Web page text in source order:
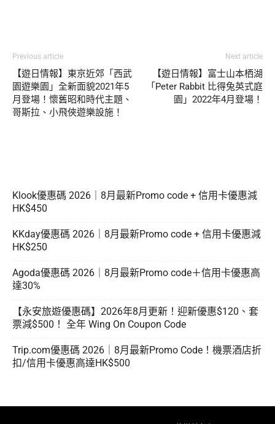
Previous article
【遊日情報】東京近郊「西武
園遊樂園」全新面貌2021年5
月登場！懷舊昭和時代主題、
哥斯拉、小飛俠遊樂設施！
Next article
【遊日情報】富士山本栖湖
「Peter Rabbit 比得兔英式庭
園」2022年4月登場！
Klook優惠碼 2026｜8月最新Promo code + 信用卡優惠減
HK$450
KKday優惠碼 2026｜8月最新Promo code + 信用卡優惠減
HK$250
Agoda優惠碼 2026｜8月最新Promo code＋信用卡優惠高
達30%
【永安旅遊優惠碼】2026年8月更新！迎新優惠$120、套
票減$500！ 全年 Wing On Coupon Code
Trip.com優惠碼 2026｜8月最新Promo Code！機票酒店折
扣/信用卡優惠高達HK$500